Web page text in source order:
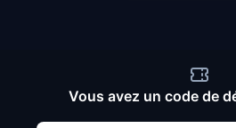
Vous avez un code de